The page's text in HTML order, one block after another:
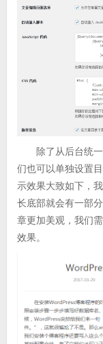
除了从后台统
们也可以单独设置
示效果大致如下，
长底部就会有一部
章更加美观，我们
效果。